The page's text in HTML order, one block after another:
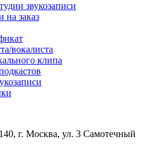
звукозаписи
на заказ
вокалиста
клипа
г. Москва, ул. 3 Самотечный